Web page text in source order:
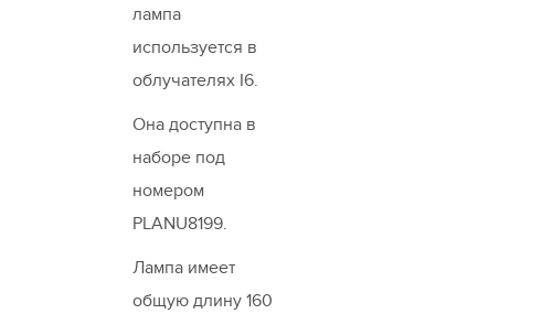
лампа
используется в
облучателях I6.
Она доступна в
наборе под
номером
PLANU8199.
Лампа имеет
общую длину 160